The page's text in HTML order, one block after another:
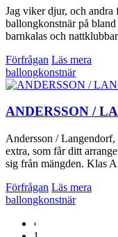
Jag viker djur, och andra
ballongkonstnär på
barnkalas och
Förfrågan Läs mera
ballongkonstnär
ANDERSSON /
Andersson /
extra, som får ditt
sig från mängden. Klas
Förfrågan Läs mera
ballongkonstnär
‹